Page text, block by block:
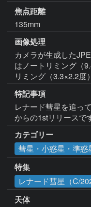
焦点距離
135mm
画像処理
カメラが生成した
はノートリミング（
リミング（3.3×2.2度
特記事項
レナード彗星を追っ
からの1stリリースで
カテゴリー
彗星・小惑星・準惑
特集
レナード彗星（C/
天体